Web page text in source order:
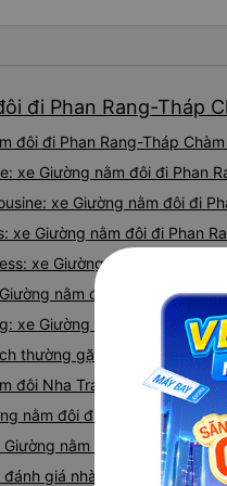
đi Phan Rang-Tháp
đôi đi Phan Rang-Tháp
xe Giường nằm đôi đi Phan
xe Giường nằm đôi đi
xe Giường nằm đôi đi Phan
xe Giường nằm đôi đi
nằm đôi đi Phan
xe Giường nằm đôi đi Phan
thường gặp khi đặt xe
đôi Nha Trang Phan Rang-
nằm đôi đi Phan Rang-
nằm đôi Nha Trang
giá nhà xe Nha Trang